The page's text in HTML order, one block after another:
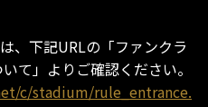
、下記URLの「ファンクラ
て」よりご確認ください。
c/stadium/rule_entrance.